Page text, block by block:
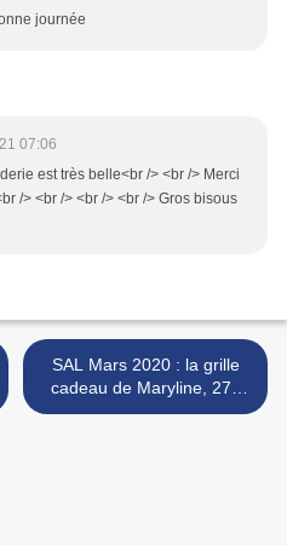
journée
07:06
est très belle<br /> <br /> Merci
/> <br /> <br /> <br /> Gros bisous
SAL Mars 2020 : la grille
cadeau de Maryline, 27e
inscrite >